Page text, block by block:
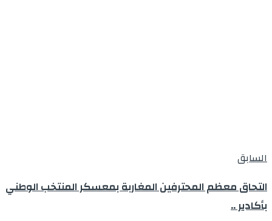
السابق
التحاق معظم المحترفين المغاربة بمعسكر المنتخب الوطني
بأكادير ..